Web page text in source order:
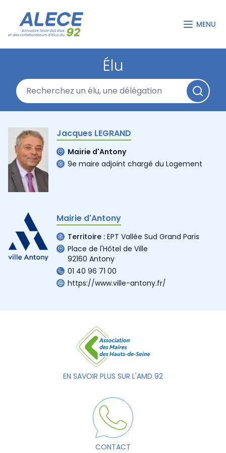
MENU
Élu
Jacques LEGRAND
Mairie d'Antony
9e maire adjoint chargé du Logement
Mairie d'Antony
Territoire : EPT Vallée Sud Grand Paris
Place de l'Hôtel de Ville
92160 Antony
01 40 96 71 00
https://www.ville-antony.fr/
EN SAVOIR PLUS SUR L'AMD 92
CONTACT